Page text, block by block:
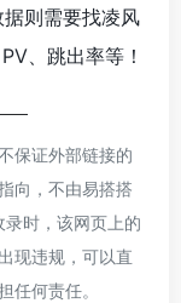
则需要找凌风
、跳出率等！
保证外部链接的
向，不由易搭搭
时，该网页上的
现违规，可以直
任何责任。